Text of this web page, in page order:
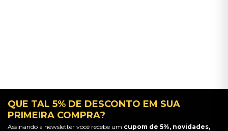
QUE TAL 5% DE DESCONTO EM SUA
PRIMEIRA COMPRA?
Assinando a newsletter você recebe um cupom de 5%, novidades,